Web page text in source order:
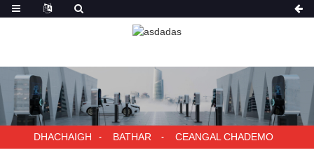
DHACHAIGH BATHAR CEANGAL CHADEMO